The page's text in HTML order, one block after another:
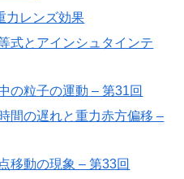
力レンズ効果
式とアインシュタインテ
の粒子の運動 – 第31回
間の遅れと重力赤方偏移 –
移動の現象 – 第33回